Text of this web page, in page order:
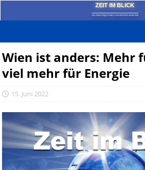
ZEIT IM BLICK
Das News-Blog mit dem kritischen Blick auf die Zeit!
Wien ist anders: Mehr
viel mehr für Energie
15. Juni 2022